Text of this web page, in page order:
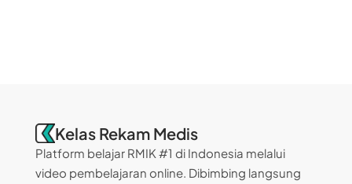
Kelas Rekam Medis
Platform belajar RMIK #1 di Indonesia melalui
video pembelajaran online. Dibimbing langsung